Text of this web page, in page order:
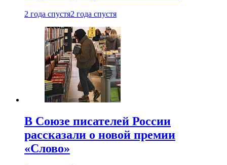
2 года спустя2 года спустя
В Союзе писателей России
рассказали о новой премии
«Слово»